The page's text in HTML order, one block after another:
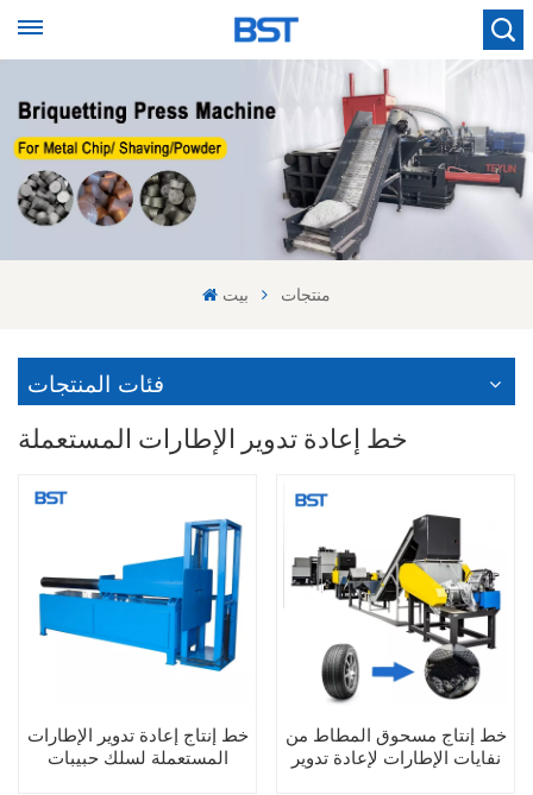
بيت منتجات
فئات المنتجات
خط إعادة تدوير الإطارات المستعملة
خط إنتاج إعادة تدوير الإطارات
المستعملة لسلك حبيبات
خط إنتاج مسحوق المطاط من
نفايات الإطارات لإعادة تدوير